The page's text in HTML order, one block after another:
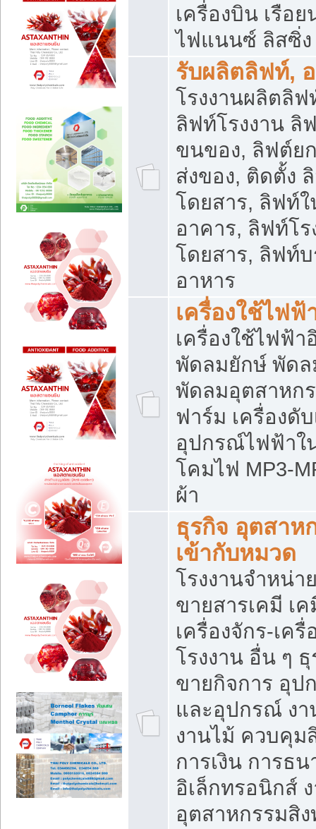
เครื่องบิน เรือ
ไฟแนนซ์ ลิสซิ่ง
รับผลิตลิฟท์,
โรงงานผลิตลิ
ลิฟท์โรงงาน ลิ
ขนของ, ลิฟต์ย
ส่งของ, ติดตั้ง
โดยสาร, ลิฟท์
อาคาร, ลิฟท์โ
โดยสาร, ลิฟท์
อาหาร
เครื่องใช้ไฟฟ้
เครื่องใช้ไฟฟ้า
พัดลมยักษ์ พัด
พัดลมอุตสาหก
ฟาร์ม เครื่องดั
อุปกรณ์ไฟฟ้าใ
โคมไฟ MP3-
ผ้า
ธุรกิจ อุตสาห
เข้ากับหมวด
โรงงานจำหน่
ขายสารเคมี เ
เครื่องจักร-เค
โรงงาน อื่น ๆ
ขายกิจการ อุป
และอุปกรณ์ ง
งานไม้ ควบคุม
การเงิน การธ
อิเล็กทรอนิกส์
อุตสาหกรรมสิ